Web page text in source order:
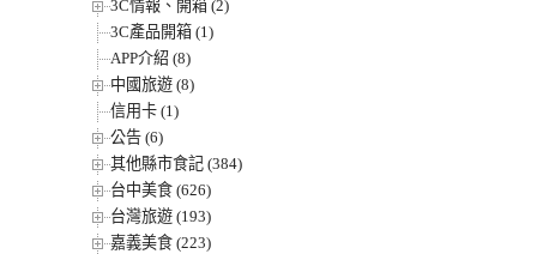
3C情報、開箱 (2)
3C產品開箱 (1)
APP介紹 (8)
中國旅遊 (8)
信用卡 (1)
公告 (6)
其他縣市食記 (384)
台中美食 (626)
台灣旅遊 (193)
嘉義美食 (223)